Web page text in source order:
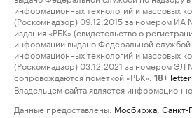
информационных технологий и массовых
(Роскомнадзор) 09.12.2015 за номером
издания «РБК» (свидетельство о
информации выдано Федеральной службой
информационных технологий и массовых
(Роскомнадзор) 03.12.2021 за номером
сопровождаются пометкой «РБК».
18+
Владельцем сайта является
Данные предоставлены: Мосбиржа Санкт-